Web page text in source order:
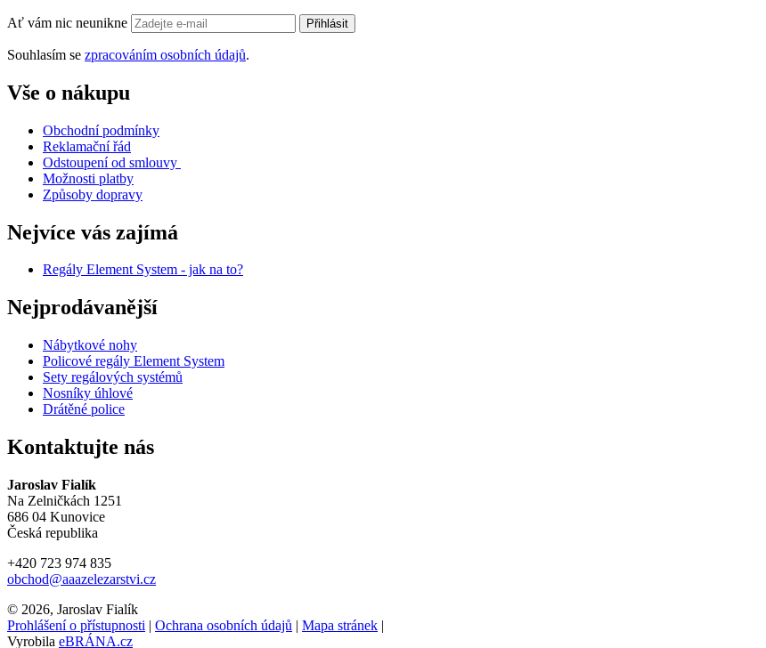
Ať vám nic neunikne Přihlásit
Souhlasím se zpracováním osobních údajů.
Vše o nákupu
Obchodní podmínky
Reklamační řád
Odstoupení od smlouvy
Možnosti platby
Způsoby dopravy
Nejvíce vás zajímá
Regály Element System - jak na to?
Nejprodávanější
Nábytkové nohy
Policové regály Element System
Sety regálových systémů
Nosníky úhlové
Drátěné police
Kontaktujte nás
Jaroslav Fialík
Na Zelničkách 1251
686 04 Kunovice
Česká republika
+420 723 974 835
obchod@aaazelezarstvi.cz
© 2026, Jaroslav Fialík
Prohlášení o přístupnosti | Ochrana osobních údajů | Mapa stránek |
Vyrobila eBRÁNA.cz